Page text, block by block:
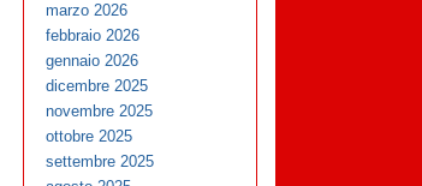
marzo 2026
febbraio 2026
gennaio 2026
dicembre 2025
novembre 2025
ottobre 2025
settembre 2025